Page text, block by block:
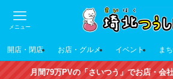
メニュー
開店・閉店 お店・グルメ イベント ま
月間79万PVの「さいつう」でお店・会